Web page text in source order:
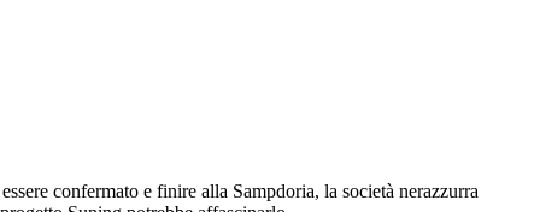
confermato e finire alla Sampdoria, la società nerazzurra